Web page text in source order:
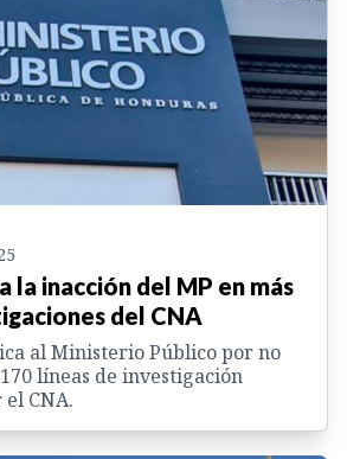
la inacción del MP en más
del CNA
al Ministerio Público por no
líneas de investigación
CNA.